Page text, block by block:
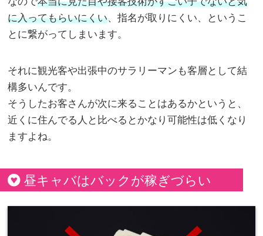
に入ってもらいにくい、指名が取りにくい、というこ
とに繋がってしまいます。
それに観光客や出張中のサラリーマンも客層として結
構多いんです。
そうしたお客さんが次に来ることはあるかというと、
近くに住んでる人と比べるとかなり可能性は低くなり
ますよね。
昼キャバはバックが稼ぎづらい